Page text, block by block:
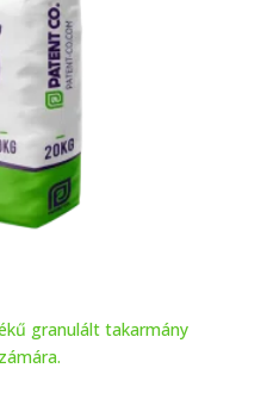
granulált takarmány